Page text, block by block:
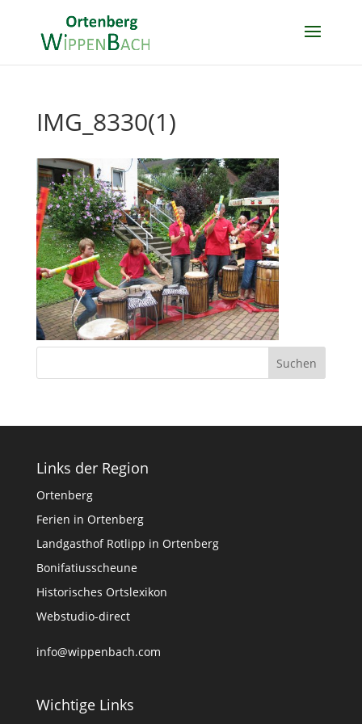
IMG_8330(1)
Links der Region
Ortenberg
Ferien in Ortenberg
Landgasthof Rotlipp in Ortenberg
Bonifatiusscheune
Historisches Ortslexikon
Webstudio-direct
info@wippenbach.com
Wichtige Links